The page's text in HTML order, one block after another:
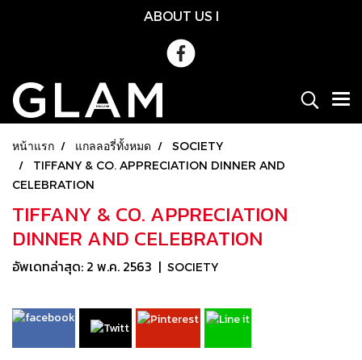
ABOUT US l
หน้าแรก แกลลอรี่ทั้งหมด
SOCIETY
TIFFANY & CO. APPRECIATION DINNER AND
CELEBRATION
TIFFANY & CO. APPRECIATION
DINNER AND CELEBRATION
อัพเดทล่าสุด: 2 พ.ค. 2563 | SOCIETY